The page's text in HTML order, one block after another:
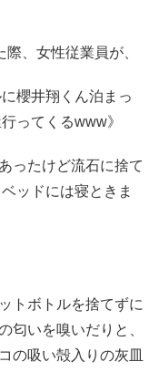
、女性従業員が、
櫻井翔くん泊まっ
ってくるwww》
ったけど流石に捨て
ッドには寝ときま
トボトルを捨てずに
匂いを嗅いだりと、
の吸い殻入りの灰皿